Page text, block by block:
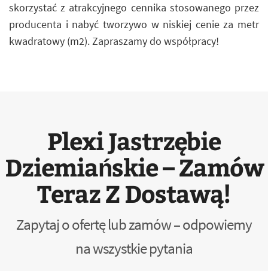
skorzystać z atrakcyjnego cennika stosowanego przez
producenta i nabyć tworzywo w niskiej cenie za metr
kwadratowy (m2). Zapraszamy do współpracy!
Plexi Jastrzębie
Dziemiańskie – Zamów
Teraz Z Dostawą!
Zapytaj o ofertę lub zamów – odpowiemy
na wszystkie pytania